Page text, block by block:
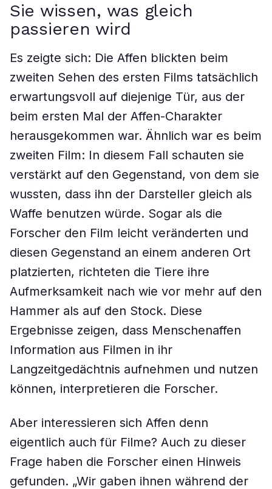
Sie wissen, was gleich
passieren wird
Es zeigte sich: Die Affen blickten beim
zweiten Sehen des ersten Films tatsächlich
erwartungsvoll auf diejenige Tür, aus der
beim ersten Mal der Affen-Charakter
herausgekommen war. Ähnlich war es beim
zweiten Film: In diesem Fall schauten sie
verstärkt auf den Gegenstand, von dem sie
wussten, dass ihn der Darsteller gleich als
Waffe benutzen würde. Sogar als die
Forscher den Film leicht veränderten und
diesen Gegenstand an einem anderen Ort
platzierten, richteten die Tiere ihre
Aufmerksamkeit nach wie vor mehr auf den
Hammer als auf den Stock. Diese
Ergebnisse zeigen, dass Menschenaffen
Information aus Filmen in ihr
Langzeitgedächtnis aufnehmen und nutzen
können, interpretieren die Forscher.
Aber interessieren sich Affen denn
eigentlich auch für Filme? Auch zu dieser
Frage haben die Forscher einen Hinweis
gefunden. „Wir gaben ihnen während der